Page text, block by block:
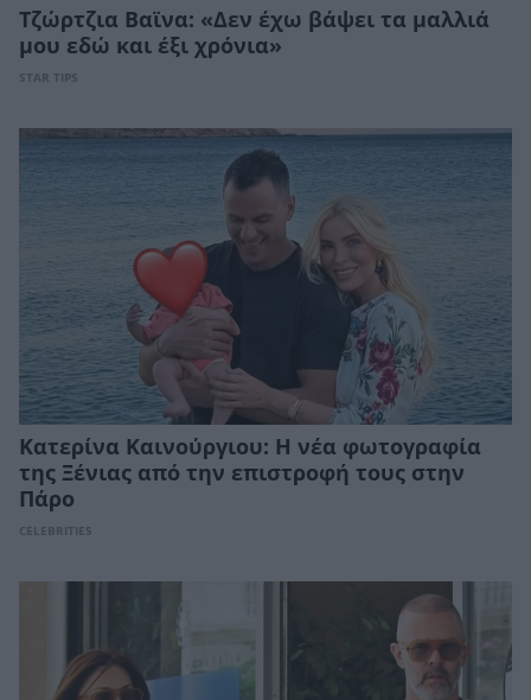
Τζώρτζια Βαϊνα: «Δεν έχω βάψει τα μαλλιά
μου εδώ και έξι χρόνια»
STAR TIPS
Κατερίνα Καινούργιου: Η νέα φωτογραφία
της Ξένιας από την επιστροφή τους στην
Πάρο
CELEBRITIES